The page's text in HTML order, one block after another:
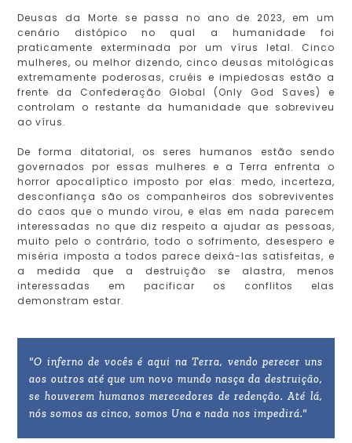
Deusas da Morte se passa no ano de 2023, em um
cenário distópico no qual a humanidade foi
praticamente exterminada por um vírus letal. Cinco
mulheres, ou melhor dizendo, cinco deusas mitológicas
extremamente poderosas, cruéis e impiedosas estão a
frente da Confederação Global (Only God Saves) e
controlam o restante da humanidade que sobreviveu
ao vírus.
De forma ditatorial, os seres humanos estão sendo
governados por essas mulheres e a Terra enfrenta o
horror apocalíptico imposto por elas: medo, incerteza,
desconfiança são os companheiros dos sobreviventes
do caos que o mundo virou, e elas em nada parecem
interessadas no que diz respeito a ajudar as pessoas,
muito pelo o contrário, todo o sofrimento, desespero e
miséria imposta a todos parece deixá-las satisfeitas, e
a medida que a destruição se alastra, menos
interessadas em pacificar os conflitos elas
demonstram estar.
"O inferno de vocês é aqui na Terra, vendo perecer uns
aos outros até que um novo mundo nasça da destruição,
se houverem humanos merecedores de redenção. Até lá,
nós somos as cinco, somos Una e nada nos impedirá."